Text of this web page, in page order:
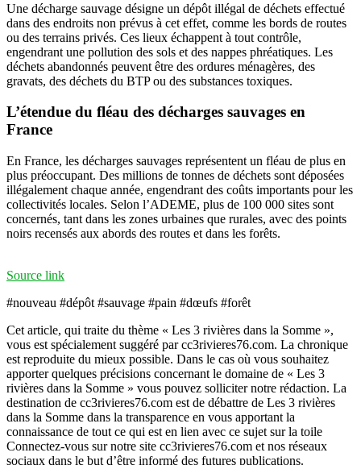
Une décharge sauvage désigne un dépôt illégal de déchets effectué
dans des endroits non prévus à cet effet, comme les bords de routes
ou des terrains privés. Ces lieux échappent à tout contrôle,
engendrant une pollution des sols et des nappes phréatiques. Les
déchets abandonnés peuvent être des ordures ménagères, des
gravats, des déchets du BTP ou des substances toxiques.
L’étendue du fléau des décharges sauvages en
France
En France, les décharges sauvages représentent un fléau de plus en
plus préoccupant. Des millions de tonnes de déchets sont déposées
illégalement chaque année, engendrant des coûts importants pour les
collectivités locales. Selon l’ADEME, plus de 100 000 sites sont
concernés, tant dans les zones urbaines que rurales, avec des points
noirs recensés aux abords des routes et dans les forêts.
Source link
#nouveau #dépôt #sauvage #pain #dœufs #forêt
Cet article, qui traite du thème « Les 3 rivières dans la Somme »,
vous est spécialement suggéré par cc3rivieres76.com. La chronique
est reproduite du mieux possible. Dans le cas où vous souhaitez
apporter quelques précisions concernant le domaine de « Les 3
rivières dans la Somme » vous pouvez solliciter notre rédaction. La
destination de cc3rivieres76.com est de débattre de Les 3 rivières
dans la Somme dans la transparence en vous apportant la
connaissance de tout ce qui est en lien avec ce sujet sur la toile
Connectez-vous sur notre site cc3rivieres76.com et nos réseaux
sociaux dans le but d’être informé des futures publications.